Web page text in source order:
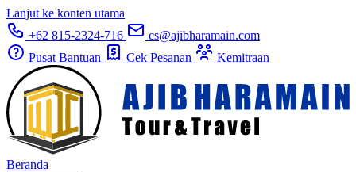
Lanjut ke konten utama
+62 815-2324-716
cs@ajibharamain.com
Pusat Bantuan
Cek Pesanan Kemitraan
Beranda